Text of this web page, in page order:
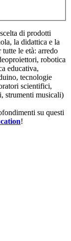
di prodotti
la didattica e la
le età: arredo
robotica
educativa,
tecnologie
scientifici,
strumenti musicali)
su questi
!